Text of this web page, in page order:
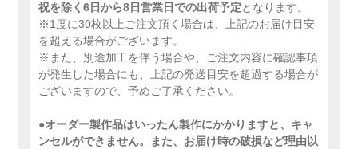
祝を除く6日から8日営業日での出荷予定となります。
※1度に30枚以上ご注文頂く場合は、上記のお届け目安
を超える場合がございます。
※また、別途加工を伴う場合や、ご注文内容に確認事項
が発生した場合にも、上記の発送目安を超過する場合が
ございますので、予めご了承ください。
●オーダー製作品はいったん製作にかかりますと、キャ
ンセルができません。また、お届け時の破損など理由以